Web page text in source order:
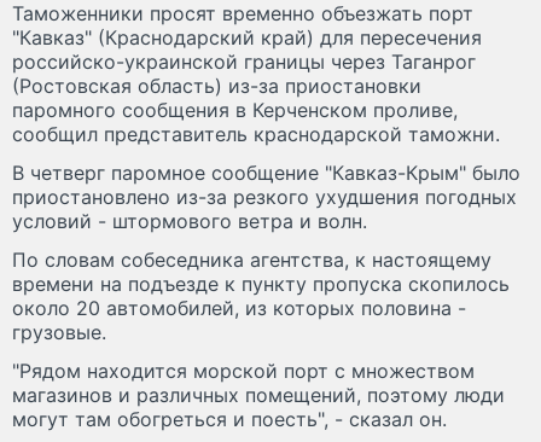
Таможенники просят временно объезжать порт
"Кавказ" (Краснодарский край) для пересечения
российско-украинской границы через Таганрог
(Ростовская область) из-за приостановки
паромного сообщения в Керченском проливе,
сообщил представитель краснодарской таможни.
В четверг паромное сообщение "Кавказ-Крым" было
приостановлено из-за резкого ухудшения погодных
условий - штормового ветра и волн.
По словам собеседника агентства, к настоящему
времени на подъезде к пункту пропуска скопилось
около 20 автомобилей, из которых половина -
грузовые.
"Рядом находится морской порт с множеством
магазинов и различных помещений, поэтому люди
могут там обогреться и поесть", - сказал он.